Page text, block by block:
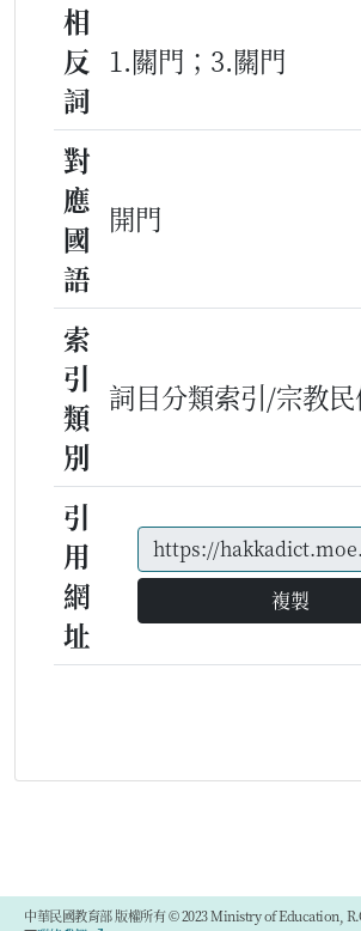
相
反
詞
1.關門；3.關門
對
應
國
語
開門
索
引
類
別
詞目分類索引/宗教
引
用
網
址
複製
中華民國教育部 版權所有 © 2023 Ministry of Education,